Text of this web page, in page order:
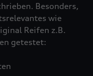
Besonders,
wie
Reifen z.B.
getestet: